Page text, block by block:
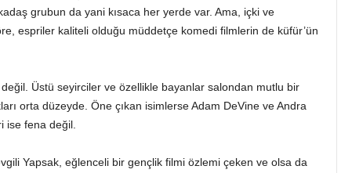
grubun da yani kısaca her yerde var. Ama, içki ve
espriler kaliteli olduğu müddetçe komedi filmlerin de küfür’ün
Üstü seyirciler ve özellikle bayanlar salondan mutlu bir
orta düzeyde. Öne çıkan isimlerse Adam DeVine ve Andra
ise fena değil.
Yapsak, eğlenceli bir gençlik filmi özlemi çeken ve olsa da